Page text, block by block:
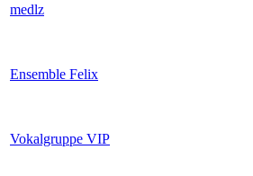
medlz
Ensemble Felix
Vokalgruppe VIP